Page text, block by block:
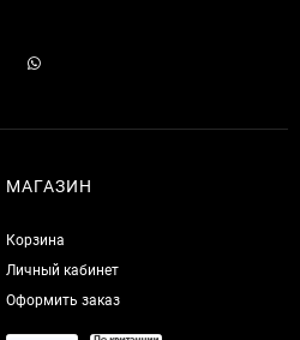
МАГАЗИН
Корзина
Личный кабинет
Оформить заказ